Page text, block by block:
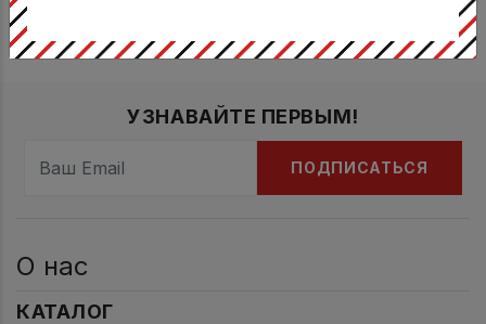
УЗНАВАЙТЕ ПЕРВЫМ!
ПОДПИСАТЬСЯ
О нас
КАТАЛОГ